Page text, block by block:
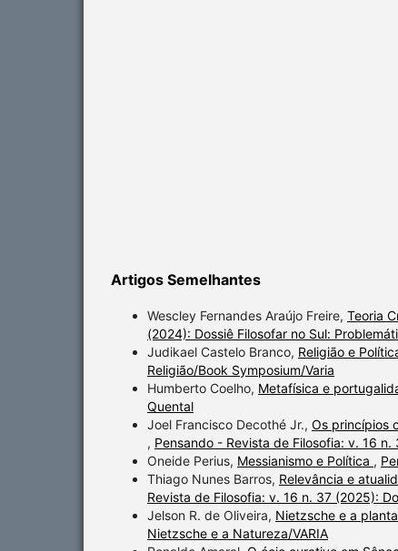
Artigos Semelhantes
Wescley Fernandes Araújo Freire, Teoria
(2024): Dossiê Filosofar no Sul:
Judikael Castelo Branco, Religião e
Religião/Book Symposium/Varia
Humberto Coelho, Metafísica e
Quental
Joel Francisco Decothé Jr., Os princípios
, Pensando - Revista de Filosofia: v. 16
Oneide Perius, Messianismo e Política ,
Thiago Nunes Barros, Relevância e
Revista de Filosofia: v. 16 n. 37 (2025):
Jelson R. de Oliveira, Nietzsche e a
Nietzsche e a Natureza/VARIA